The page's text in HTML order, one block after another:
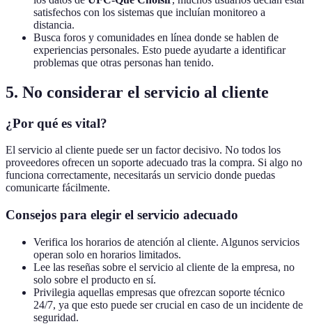
satisfechos con los sistemas que incluían monitoreo a
distancia.
Busca foros y comunidades en línea donde se hablen de
experiencias personales. Esto puede ayudarte a identificar
problemas que otras personas han tenido.
5. No considerar el servicio al cliente
¿Por qué es vital?
El servicio al cliente puede ser un factor decisivo. No todos los
proveedores ofrecen un soporte adecuado tras la compra. Si algo no
funciona correctamente, necesitarás un servicio donde puedas
comunicarte fácilmente.
Consejos para elegir el servicio adecuado
Verifica los horarios de atención al cliente. Algunos servicios
operan solo en horarios limitados.
Lee las reseñas sobre el servicio al cliente de la empresa, no
solo sobre el producto en sí.
Privilegia aquellas empresas que ofrezcan soporte técnico
24/7, ya que esto puede ser crucial en caso de un incidente de
seguridad.